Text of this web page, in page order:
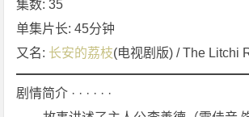
[剧
集数: 35
单集片长: 45分钟
又名: 长安的荔枝(电视剧版) / The Litchi
剧情简介 · · · · · ·